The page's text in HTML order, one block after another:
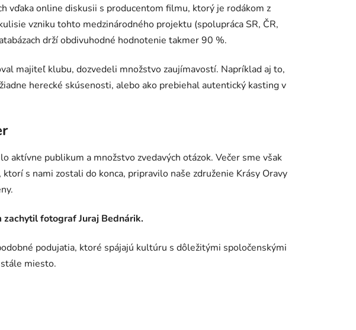
vďaka online diskusii s producentom filmu, ktorý je rodákom z
vzniku tohto medzinárodného projektu (spolupráca SR, ČR,
drží obdivuhodné hodnotenie takmer 90 %.
majiteľ klubu, dozvedeli množstvo zaujímavostí. Napríklad aj to,
herecké skúsenosti, alebo ako prebiehal autentický kasting v
aktívne publikum a množstvo zvedavých otázok. Večer sme však
s nami zostali do konca, pripravilo naše združenie Krásy Oravy
fotograf Juraj Bednárik.
podujatia, ktoré spájajú kultúru s dôležitými spoločenskými
miesto.